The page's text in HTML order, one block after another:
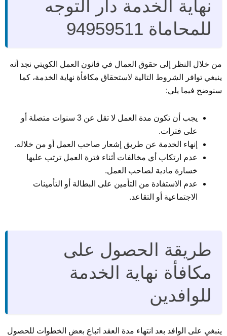
نهاية الخدمة دار التوجه
للمحاماة 94959511
من خلال النظر إلى حقوق العمال في قانون العمل الكويتي نجد أنه
ينبغي توافر الشروط التالية لاستحقاق مكافأة نهاية الخدمة، كما
سنوضح فيما يلي:
يجب أن تكون مدة العمل لا تقل عن 3 سنوات متصلة أو
على فترات.
إنهاء الخدمة عن طريق إشعار صاحب العمل أو من خلاله.
عدم ارتكاب أي مخالفات أثناء فترة العمل ترتب عليها
خسارة مادية لصاحب العمل.
عدم الاستفادة من التأمين على البطالة أو التأمينات
الاجتماعية أو التقاعد.
طريقة الحصول على
مكافأة نهاية الخدمة
للوافدين
ينبغي على الوافد بعد انتهاء مدة العقد اتباع بعض الخطوات للحصول